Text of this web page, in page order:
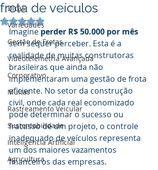
Dicas
Variedades
Gestão de Frotas
Videotelemetria Avançada
Corporativo
Multas
Rastreamento Veicular
Sustentabilidade
Inteligência Artificial
Agricultura
frota de veículos
Avaliado com NaN de 5 estrelas.
Imagine perder R$ 50.000 por mês
sem sequer perceber. Esta é a
realidade de muitas construtoras
brasileiras que ainda não
implementaram uma gestão de frota
eficiente. No setor da construção
civil, onde cada real economizado
pode determinar o sucesso ou
fracasso de um projeto, o controle
inadequado de veículos representa
um dos maiores vazamentos
financeiros das empresas.